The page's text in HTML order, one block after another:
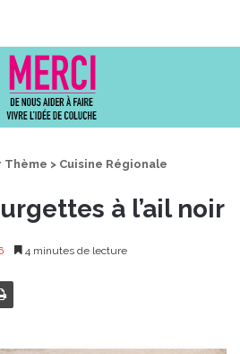
Thème > Cuisine Régionale
à l’ail noir
4 minutes de lecture